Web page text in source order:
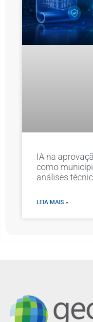
IA na
como
análises
LEIA MAIS »